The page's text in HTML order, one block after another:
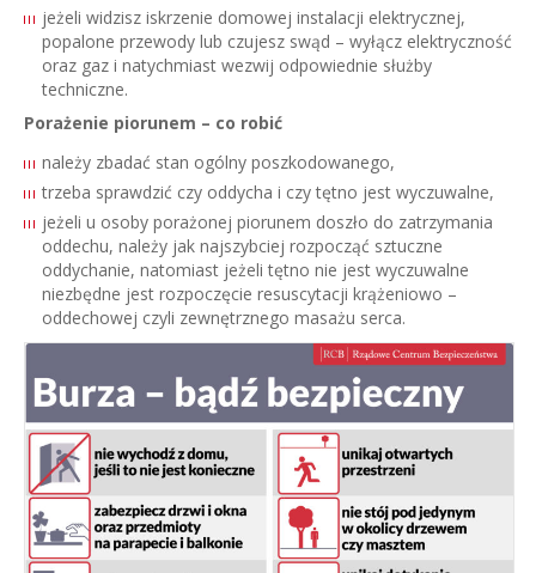
jeżeli widzisz iskrzenie domowej instalacji elektrycznej,
popalone przewody lub czujesz swąd – wyłącz elektryczność
oraz gaz i natychmiast wezwij odpowiednie służby
techniczne.
Porażenie piorunem – co robić
należy zbadać stan ogólny poszkodowanego,
trzeba sprawdzić czy oddycha i czy tętno jest wyczuwalne,
jeżeli u osoby porażonej piorunem doszło do zatrzymania
oddechu, należy jak najszybciej rozpocząć sztuczne
oddychanie, natomiast jeżeli tętno nie jest wyczuwalne
niezbędne jest rozpoczęcie resuscytacji krążeniowo –
oddechowej czyli zewnętrznego masażu serca.